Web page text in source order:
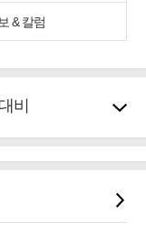
& 칼럼
비
보장